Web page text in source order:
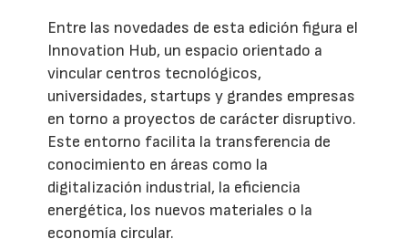
Entre las novedades de esta edición figura el
Innovation Hub, un espacio orientado a
vincular centros tecnológicos,
universidades, startups y grandes empresas
en torno a proyectos de carácter disruptivo.
Este entorno facilita la transferencia de
conocimiento en áreas como la
digitalización industrial, la eficiencia
energética, los nuevos materiales o la
economía circular.